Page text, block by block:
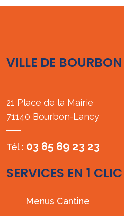
VILLE DE
21 Place de la Mairie
71140 Bourbon-Lancy
Tél : 03 85 89 23 23
SERVICES EN 1 CLIC
Menus Cantine